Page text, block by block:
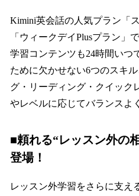
Kimini英会話の人気プラン「
「ウィークデイPlusプラン」
学習コンテンツも24時間いつ
ために欠かせない6つのスキ
グ・リーディング・クイック
やレベルに応じてバランスよ
■頼れる“レッスン外の
登場！
レッスン外学習をさらに支え